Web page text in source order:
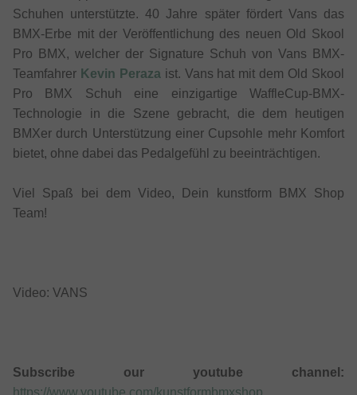
Schuhen unterstützte. 40 Jahre später fördert Vans das
BMX-Erbe mit der Veröffentlichung des neuen Old Skool
Pro BMX, welcher der Signature Schuh von Vans BMX-
Teamfahrer Kevin Peraza ist. Vans hat mit dem Old Skool
Pro BMX Schuh eine einzigartige WaffleCup-BMX-
Technologie in die Szene gebracht, die dem heutigen
BMXer durch Unterstützung einer Cupsohle mehr Komfort
bietet, ohne dabei das Pedalgefühl zu beeinträchtigen.
Viel Spaß bei dem Video, Dein kunstform BMX Shop
Team!
Video: VANS
Subscribe our youtube channel:
https://www.youtube.com/kunstformbmxshop